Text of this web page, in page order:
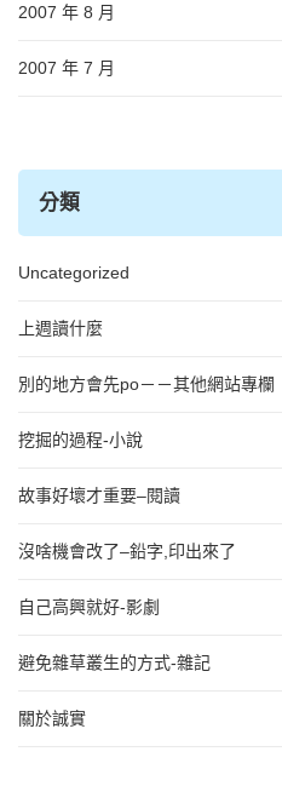
2007 年 8 月
2007 年 7 月
分類
Uncategorized
上週讀什麼
別的地方會先po－－其他網站專欄
挖掘的過程-小說
故事好壞才重要–閱讀
沒啥機會改了–鉛字,印出來了
自己高興就好-影劇
避免雜草叢生的方式-雜記
關於誠實